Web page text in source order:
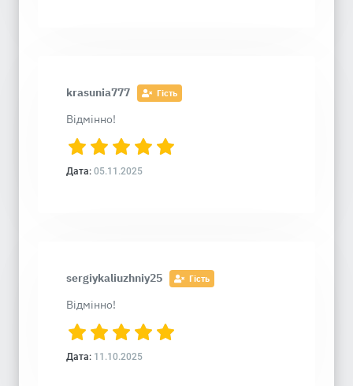
krasunia777 Гість
Відмінно!
Дата: 05.11.2025
sergiykaliuzhniy25 Гість
Відмінно!
Дата: 11.10.2025